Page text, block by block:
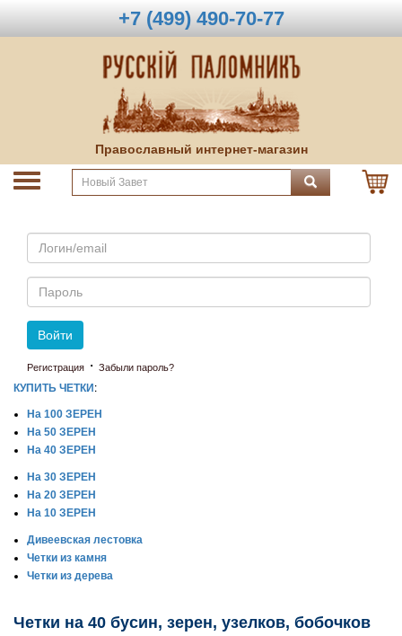
+7 (499) 490-70-77
Православный интернет-магазин
Email
Пароль
Войти
Регистрация · Забыли пароль?
КУПИТЬ ЧЕТКИ:
На 100 ЗЕРЕН
На 50 ЗЕРЕН
На 40 ЗЕРЕН
На 30 ЗЕРЕН
На 20 ЗЕРЕН
На 10 ЗЕРЕН
Дивеевская лестовка
Четки из камня
Четки из дерева
Четки на 40 бусин, зерен, узелков, бобочков